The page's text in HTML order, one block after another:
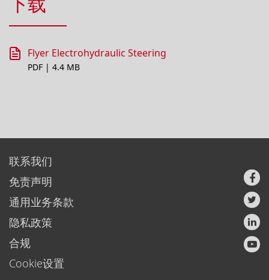
Flyer Electrohydraulic Steering
PDF | 4.4 MB
联系我们
免责声明
通用业务条款
隐私政策
合规
Cookie设置